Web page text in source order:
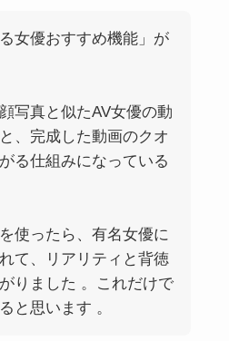
女優おすすめ機能」が
写真と似たAV女優の動
、完成した動画のクオ
る仕組みになっている
使ったら、有名女優に
て、リアリティと背徳
りました 。これだけで
と思います 。